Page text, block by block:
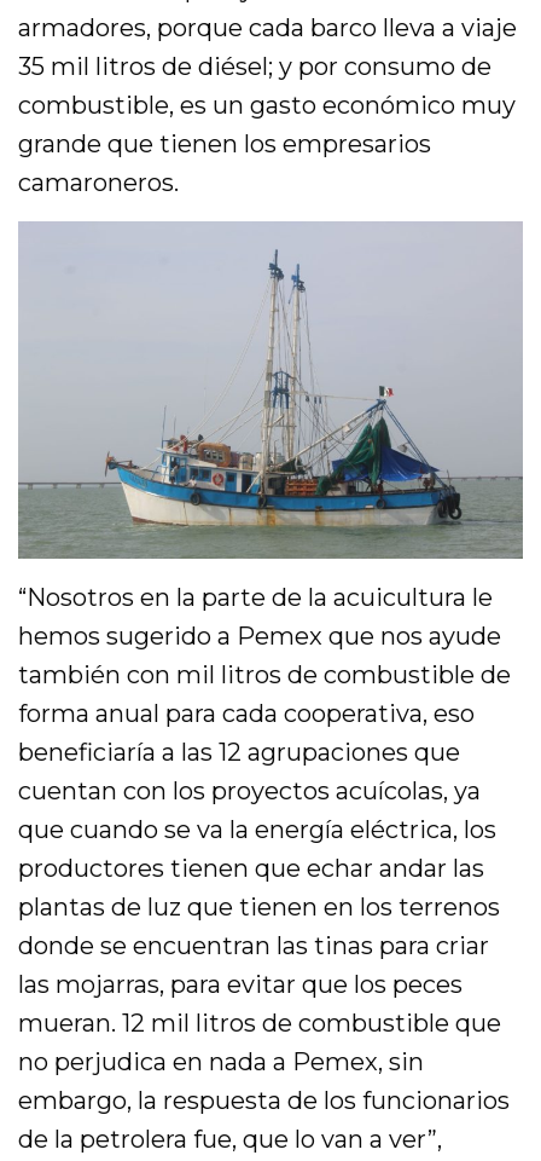
armadores, porque cada barco lleva a viaje
35 mil litros de diésel; y por consumo de
combustible, es un gasto económico muy
grande que tienen los empresarios
camaroneros.
“Nosotros en la parte de la acuicultura le
hemos sugerido a Pemex que nos ayude
también con mil litros de combustible de
forma anual para cada cooperativa, eso
beneficiaría a las 12 agrupaciones que
cuentan con los proyectos acuícolas, ya
que cuando se va la energía eléctrica, los
productores tienen que echar andar las
plantas de luz que tienen en los terrenos
donde se encuentran las tinas para criar
las mojarras, para evitar que los peces
mueran. 12 mil litros de combustible que
no perjudica en nada a Pemex, sin
embargo, la respuesta de los funcionarios
de la petrolera fue, que lo van a ver”,